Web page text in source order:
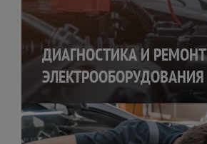
ДИАГНОСТИКА И РЕМОНТ
ЭЛЕКТРООБОРУДОВАНИЯ